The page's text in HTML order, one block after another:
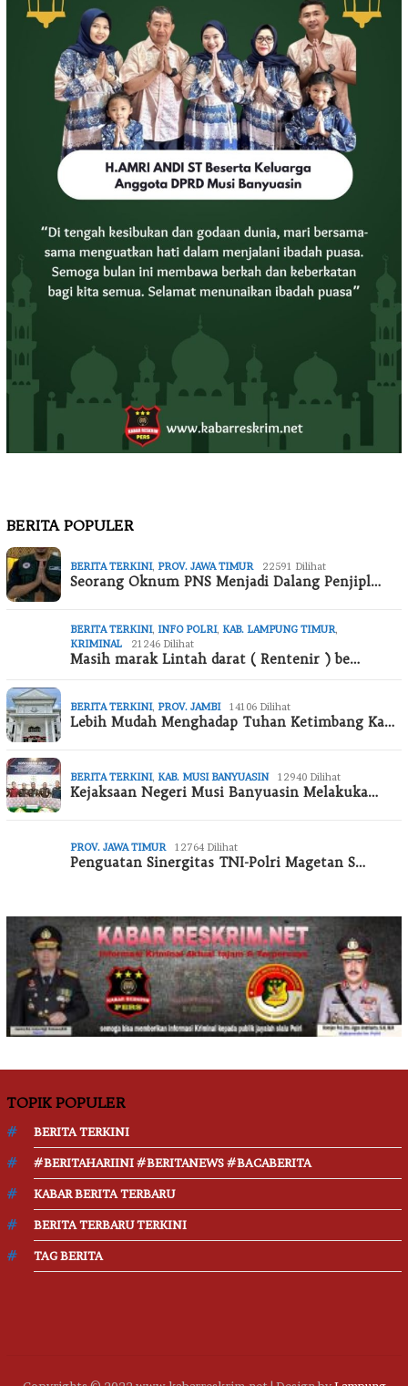
BERITA POPULER
BERITA TERKINI, PROV. JAWA TIMUR 22591 Dilihat
Seorang Oknum PNS Menjadi Dalang Penjipl…
BERITA TERKINI, INFO POLRI, KAB. LAMPUNG TIMUR,
KRIMINAL
21246 Dilihat
Masih marak Lintah darat ( Rentenir ) be…
BERITA TERKINI, PROV. JAMBI 14106 Dilihat
Lebih Mudah Menghadap Tuhan Ketimbang Ka…
BERITA TERKINI, KAB. MUSI BANYUASIN 12940 Dilihat
Kejaksaan Negeri Musi Banyuasin Melakuka…
PROV. JAWA TIMUR 12764 Dilihat
Penguatan Sinergitas TNI-Polri Magetan S…
TOPIK POPULER
BERITA TERKINI
#BERITAHARIINI #BERITANEWS #BACABERITA
KABAR BERITA TERBARU
BERITA TERBARU TERKINI
TAG BERITA